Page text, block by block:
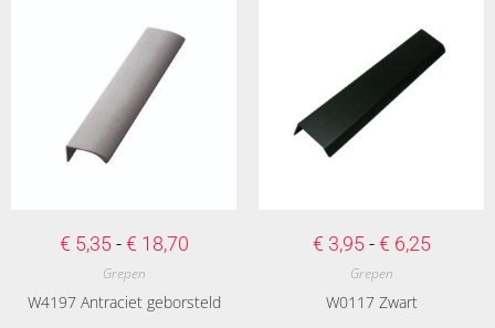
€ 5,35 - € 18,70
Grepen
W4197 Antraciet geborsteld
€ 3,95 - € 6,25
Grepen
W0117 Zwart